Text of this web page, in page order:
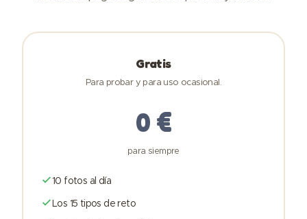
Gratis
Para probar y para uso ocasional.
0 €
para siempre
10 fotos al día
Los 15 tipos de reto